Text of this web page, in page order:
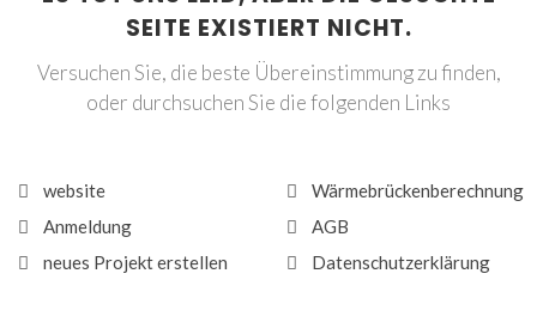
SEITE EXISTIERT NICHT.
Versuchen Sie, die beste Übereinstimmung zu finden,
oder durchsuchen Sie die folgenden Links
website
Anmeldung
neues Projekt erstellen
Wärmebrückenberechnung
AGB
Datenschutzerklärung